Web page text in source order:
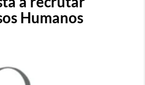
Humanos